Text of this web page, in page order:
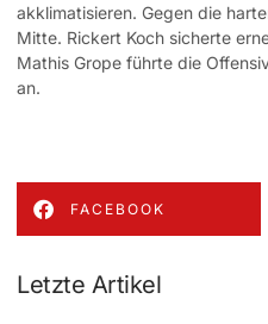
akklimatisieren. Gegen die
Mitte. Rickert Koch sicherte
Mathis Grope führte die
an.
FACEBOOK
Letzte Artikel